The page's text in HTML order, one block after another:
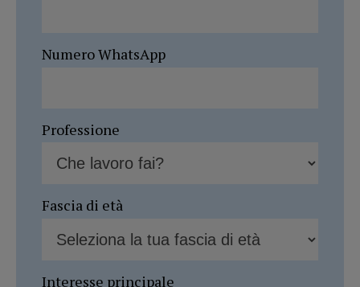
Numero WhatsApp
Professione
Fascia di età
Interesse principale